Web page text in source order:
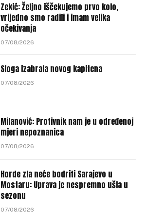
Zekić: Željno iščekujemo prvo kolo,
vrijedno smo radili i imam velika
očekivanja
07/08/2026
Sloga izabrala novog kapitena
07/08/2026
Milanović: Protivnik nam je u određenoj
mjeri nepoznanica
07/08/2026
Horde zla neće bodriti Sarajevo u
Mostaru: Uprava je nespremno ušla u
sezonu
07/08/2026